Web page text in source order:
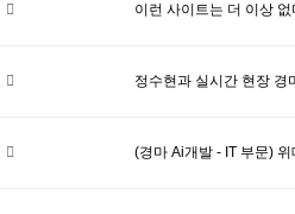
이런 사이트는 더 이상
정수현과 실시간 현장 경
(경마 Ai개발 - IT 부문)